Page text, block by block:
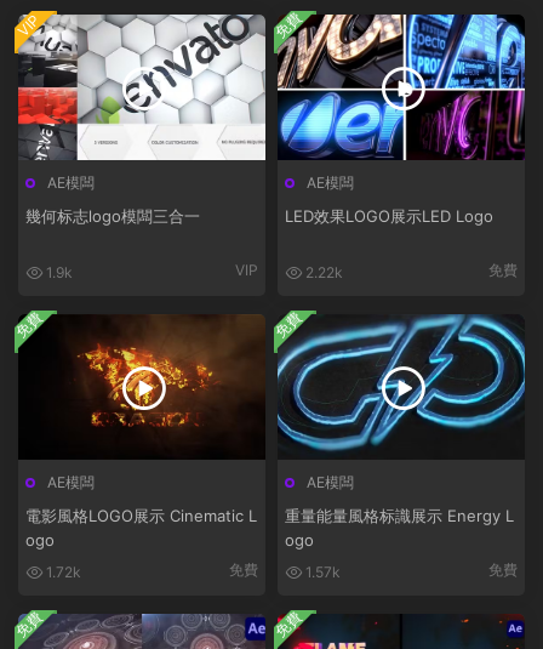
AE模闆
幾何标志logo模闆三合一
1.9k VIP
VIP
AE模闆
LED效果LOGO展示LED Logo
2.22k 免費
免費
AE模闆
電影風格LOGO展示 Cinematic L
ogo
1.72k 免費
免費
AE模闆
重量能量風格标識展示 Energy L
ogo
1.57k 免費
免費
免費 免費